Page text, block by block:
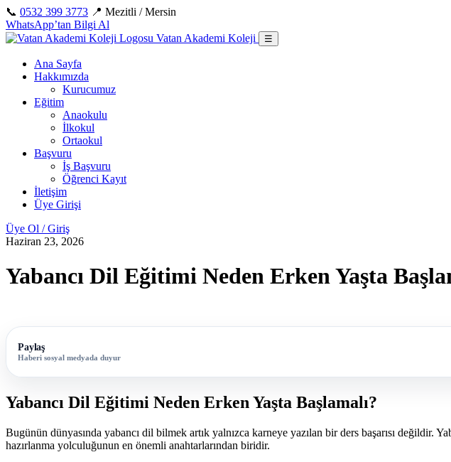
İçeriğe
geç
📞 0532 399 3773 📍 Mezitli / Mersin
WhatsApp’tan Bilgi Al
Vatan Akademi Koleji
☰
Ana Sayfa
Hakkımızda
Kurucumuz
Eğitim
Anaokulu
İlkokul
Ortaokul
Başvuru
İş Başvuru
Öğrenci Kayıt
İletişim
Üye Girişi
Üye Ol / Giriş
Haziran 23, 2026
Yabancı Dil Eğitimi Neden Erken Yaşta
Paylaş
Haberi sosyal medyada duyur
Yabancı Dil Eğitimi Neden Erken Yaşta Başlamalı?
Bugünün dünyasında yabancı dil bilmek artık yalnızca karneye yazılan bir ders başarısı
hazırlanma yolculuğunun en önemli anahtarlarından biridir.